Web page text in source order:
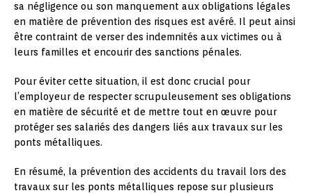
sa négligence ou son manquement aux obligations légales
en matière de prévention des risques est avéré. Il peut ainsi
être contraint de verser des indemnités aux victimes ou à
leurs familles et encourir des sanctions pénales.
Pour éviter cette situation, il est donc crucial pour
l’employeur de respecter scrupuleusement ses obligations
en matière de sécurité et de mettre tout en œuvre pour
protéger ses salariés des dangers liés aux travaux sur les
ponts métalliques.
En résumé, la prévention des accidents du travail lors des
travaux sur les ponts métalliques repose sur plusieurs